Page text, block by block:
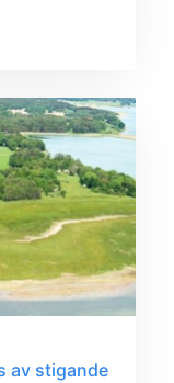
av stigande